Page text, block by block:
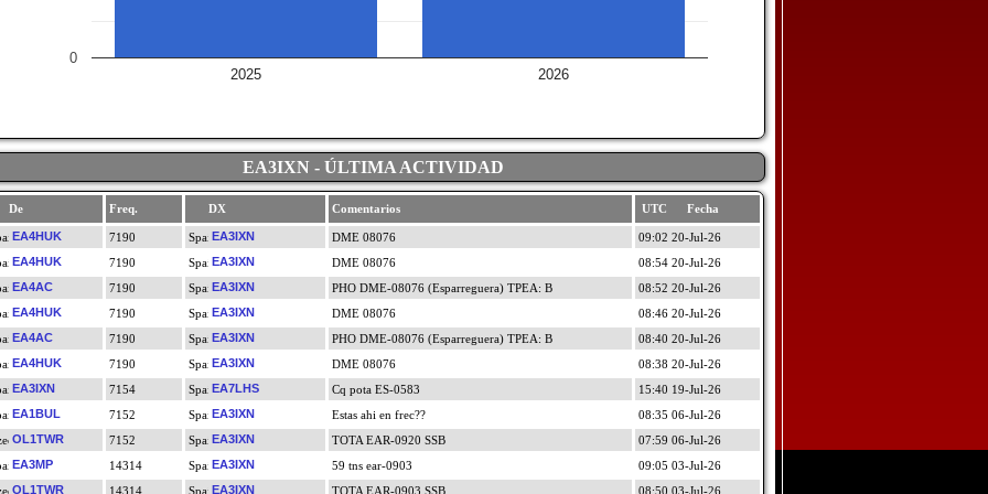
2025 2026
0
EA3IXN - ÚLTIMA ACTIVIDAD
Freq. DX Comentarios UTC Fecha
EA4HUK 7190 EA3IXN DME 08076
09:02 20-Jul-26
EA4HUK
7190 EA3IXN DME 08076
08:54 20-Jul-26
EA4AC
7190 EA3IXN PHO DME-08076 (Esparreguera) TPEA: B
08:52 20-Jul-26
EA4HUK
7190 EA3IXN DME 08076
08:46 20-Jul-26
EA4AC
7190 EA3IXN PHO DME-08076 (Esparreguera) TPEA: B
08:40 20-Jul-26
EA4HUK
7190 EA3IXN DME 08076
08:38 20-Jul-26
EA3IXN
7154 EA7LHS Cq pota ES-0583
15:40 19-Jul-26
EA1BUL
7152 EA3IXN Estas ahi en frec??
08:35 06-Jul-26
OL1TWR
7152 EA3IXN TOTA EAR-0920 SSB
07:59 06-Jul-26
EA3MP
14314 EA3IXN 59 tns ear-0903
09:05 03-Jul-26
OL1TWR
14314 EA3IXN TOTA EAR-0903 SSB 08:50 03-Jul-26